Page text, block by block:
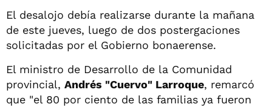
El desalojo debía realizarse durante la mañana
de este jueves, luego de dos postergaciones
solicitadas por el Gobierno bonaerense.
El ministro de Desarrollo de la Comunidad
provincial, Andrés "Cuervo" Larroque, remarcó
que "el 80 por ciento de las familias ya fueron